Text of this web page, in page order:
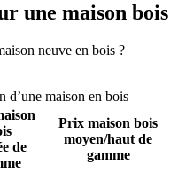
une maison bois
neuve en bois ?
d’une maison en bois
de
Prix maison bois
moyen/haut de
gamme